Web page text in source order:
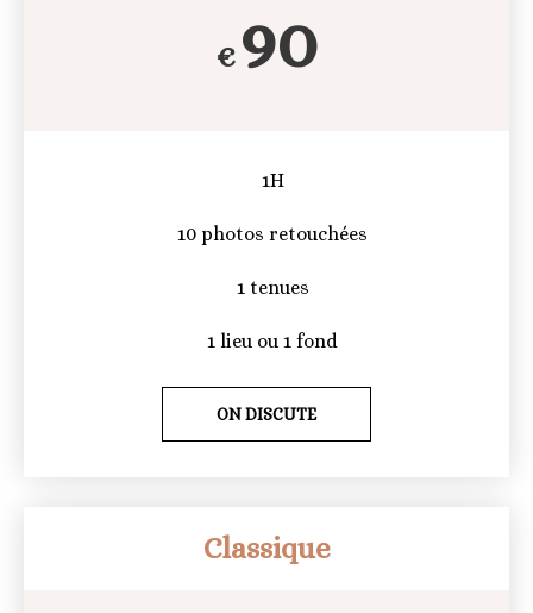
€ 90
1H
10 photos retouchées
1 tenues
1 lieu ou 1 fond
ON DISCUTE
Classique